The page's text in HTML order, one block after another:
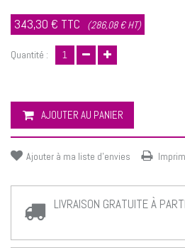
343,30 € TTC (286,08 € HT)
Quantité :
AJOUTER AU PANIER
Ajouter à ma liste d'envies
LIVRAISON GRATUITE À